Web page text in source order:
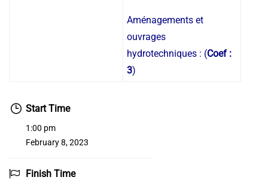
Aménagements et
ouvrages
hydrotechniques : (Coef :
3)
Start Time
1:00 pm
February 8, 2023
Finish Time